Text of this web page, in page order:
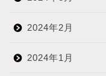
2024年2月
2024年1月